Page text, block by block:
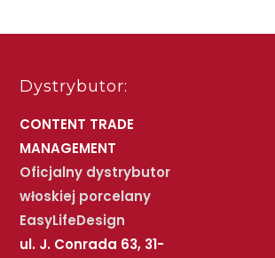
Dystrybutor:
CONTENT TRADE
MANAGEMENT
Oficjalny dystrybutor
włoskiej porcelany
EasyLifeDesign
ul. J. Conrada 63, 31-